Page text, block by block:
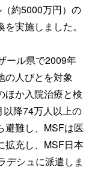
約5000万円）の
実施しました。
ール県で2009年
の人びとを対象
ほか入院治療と検
降74万人以上の
避難し、MSFは医
拡充し、MSF日本
デシュに派遣しま